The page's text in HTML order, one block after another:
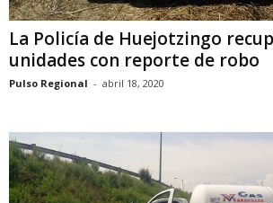
La Policía de Huejotzingo
unidades con reporte de robo
Pulso Regional - abril 18, 2020